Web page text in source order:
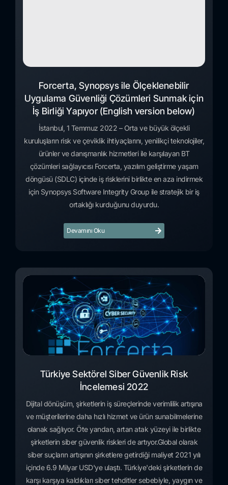
Forcerta, Synopsys ile Ölçeklenebilir
Uygulama Güvenliği Çözümleri Sunmak için
İş Birliği Yapıyor (English version below)
İstanbul, 1 Temmuz 2022 – Orta ve büyük ölçekli
kuruluşların risk ve çeviklik ihtiyaçlarını, yenilikçi teknolojiler,
ürünler ve danışmanlık hizmetleri ile karşılayan BT
çözümleri sağlayıcısı Forcerta, yazılım geliştirme yaşam
döngüsü (SDLC) içinde iş risklerini birlikte en aza indirmek
için Synopsys Software Integrity Group ile stratejik bir iş
ortaklığı kurduğunu duyurdu.
Devamını Oku
Türkiye Sektörel Siber Güvenlik Risk
İncelemesi 2022
Dijital dönüşüm, şirketlerin iş süreçlerinde verimlilik artışına
ve müşterilerine daha hızlı hizmet ve ürün sunabilmelerine
olanak sağlıyor. Öte yandan, artan atak yüzeyi ile birlikte
şirketlerin siber güvenlik riskleri de artıyor.Global olarak
siber suçların artışının şirketlere getirdiği maliyet 2021 yılı
içinde 6.9 Milyar USD'ye ulaştı. Türkiye'deki şirketlerin de
karşı karşıya kaldıkları siber tehditler sebebiyle, yaygın ve